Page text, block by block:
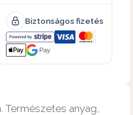
Biztonságos fizetés
Pay
Természetes anyag,